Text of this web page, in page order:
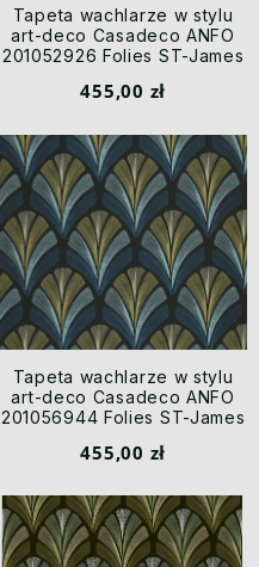
Tapeta wachlarze w stylu
art-deco Casadeco ANFO
201052926 Folies ST-James
455,00 zł
Tapeta wachlarze w stylu
art-deco Casadeco ANFO
201056944 Folies ST-James
455,00 zł